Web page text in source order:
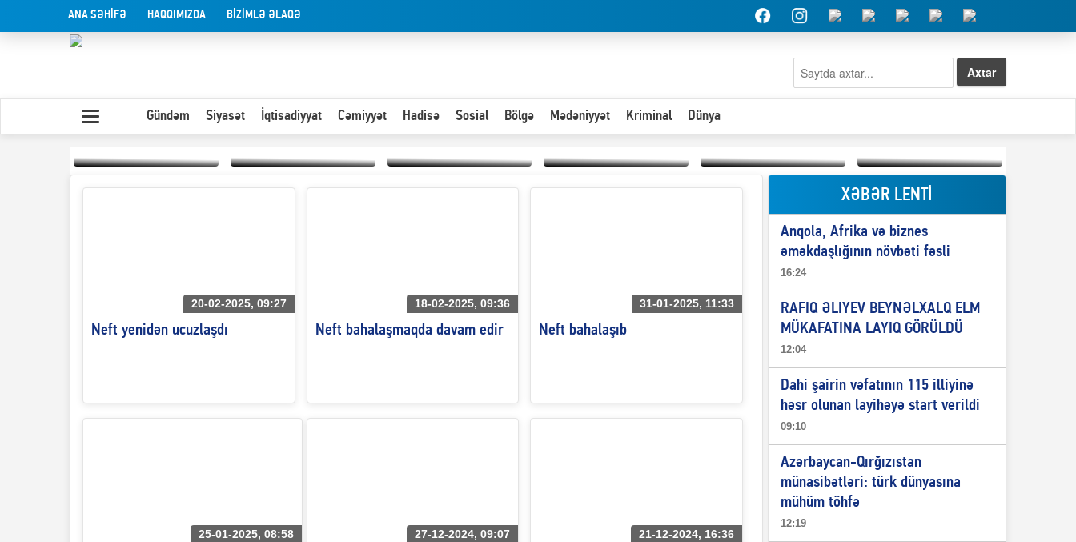
ANA SƏHİFƏ HAQQIMIZDA BİZİMLƏ ƏLAQƏ
Axtar
Gündəm Siyasət İqtisadiyyat Cəmiyyət Hadisə Sosial Bölgə Mədəniyyət Kriminal Dünya
“Qeyri-səlis məntiq və
dil-nitq” elmimizə
Elşad Abdullayevin
erməniləri
maliyyələşdirən oğlu
niyə Azərbaycana
ekstradisiya olunmur?
Neft yenidən ucuzlaşdı
20-02-2025, 09:27
Neft bahalaşmaqda davam edir
18-02-2025, 09:36
Neft bahalaşıb
31-01-2025, 11:33
25-01-2025, 08:58 27-12-2024, 09:07 21-12-2024, 16:36
XƏBƏR LENTİ
Anqola, Afrika və biznes
əməkdaşlığının növbəti fəsli
16:24
RAFIQ ƏLIYEV BEYNƏLXALQ ELM
MÜKAFATINA LAYIQ GÖRÜLDÜ
12:04
Dahi şairin vəfatının 115 illiyinə
həsr olunan layihəyə start verildi
09:10
Azərbaycan-Qırğızıstan
münasibətləri: türk dünyasına
mühüm töhfə
12:19